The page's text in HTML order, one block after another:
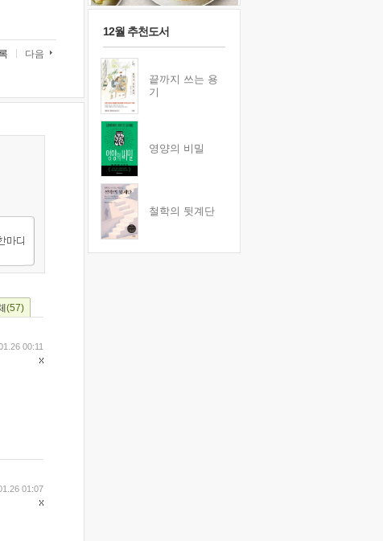
다음
(57)
00:11
01:07
12월 추천도서
끝까지 쓰는 용
기
영양의 비밀
철학의 뒷계단